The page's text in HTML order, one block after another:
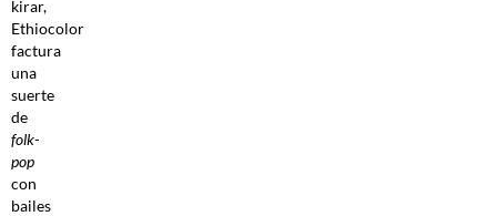
kirar,
Ethiocolor
factura
una
suerte
de
folk-
pop
con
bailes